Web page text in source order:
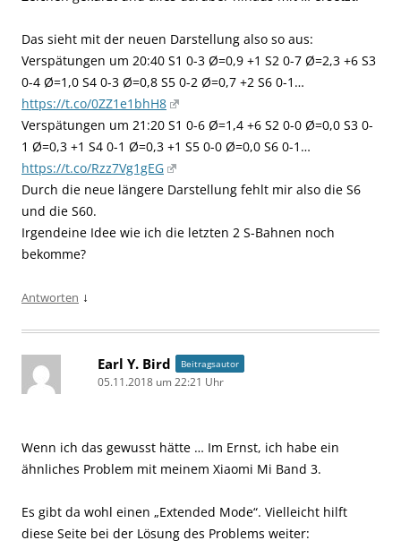
Das sieht mit der neuen Darstellung also so aus:
Verspätungen um 20:40 S1 0-3 Ø=0,9 +1 S2 0-7 Ø=2,3 +6 S3
0-4 Ø=1,0 S4 0-3 Ø=0,8 S5 0-2 Ø=0,7 +2 S6 0-1…
https://t.co/0ZZ1e1bhH8
Verspätungen um 21:20 S1 0-6 Ø=1,4 +6 S2 0-0 Ø=0,0 S3 0-
1 Ø=0,3 +1 S4 0-1 Ø=0,3 +1 S5 0-0 Ø=0,0 S6 0-1…
https://t.co/Rzz7Vg1gEG
Durch die neue längere Darstellung fehlt mir also die S6
und die S60.
Irgendeine Idee wie ich die letzten 2 S-Bahnen noch
bekomme?
Antworten ↓
Earl Y. Bird Beitragsautor
05.11.2018 um 22:21 Uhr
Wenn ich das gewusst hätte … Im Ernst, ich habe ein
ähnliches Problem mit meinem Xiaomi Mi Band 3.
Es gibt da wohl einen „Extended Mode“. Vielleicht hilft
diese Seite bei der Lösung des Problems weiter: